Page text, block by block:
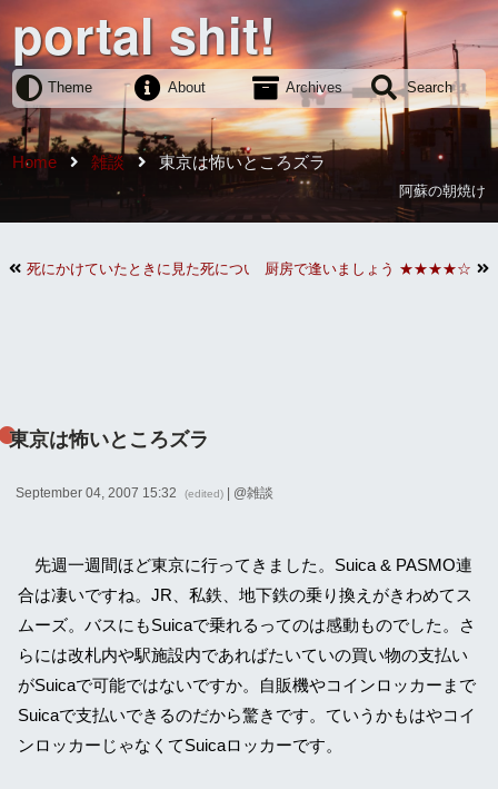
portal shit!
Theme About Archives Search
Home 雑談 東京は怖いところズラ
阿蘇の朝焼け
死にかけていたときに見た死についての映画厨房で逢いましょう ★★★★☆
東京は怖いところズラ
September 04, 2007 15:32 (edited) | @雑談
先週一週間ほど東京に行ってきました。Suica & PASMO連
合は凄いですね。JR、私鉄、地下鉄の乗り換えがきわめてス
ムーズ。バスにもSuicaで乗れるってのは感動ものでした。さ
らには改札内や駅施設内であればたいていの買い物の支払い
がSuicaで可能ではないですか。自販機やコインロッカーまで
Suicaで支払いできるのだから驚きです。ていうかもはやコイ
ンロッカーじゃなくてSuicaロッカーです。